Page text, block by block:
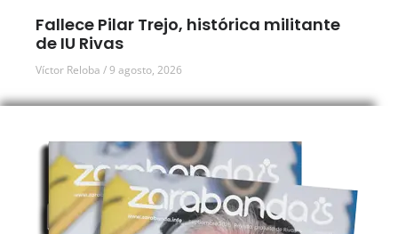
Fallece Pilar Trejo, histórica militante
de IU Rivas
Víctor Reloba 9 agosto, 2026